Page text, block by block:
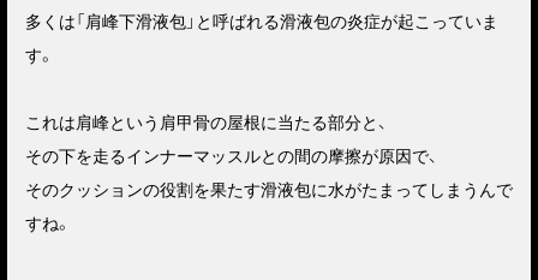
多くは「肩峰下滑液包」と呼ばれる滑液包の炎症が起こっていま
す。
これは肩峰という肩甲骨の屋根に当たる部分と、
その下を走るインナーマッスルとの間の摩擦が原因で、
そのクッションの役割を果たす滑液包に水がたまってしまうんで
すね。